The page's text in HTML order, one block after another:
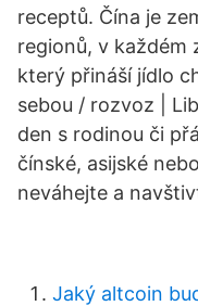
receptů. Čína je
regionů, v každém
který přináší jídlo
sebou / rozvoz |
den s rodinou či
čínské, asijské
neváhejte a
Jaký altcoin